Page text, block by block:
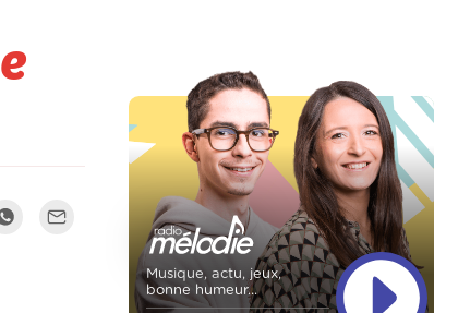
Musique, actu, jeux,
bonne humeur...